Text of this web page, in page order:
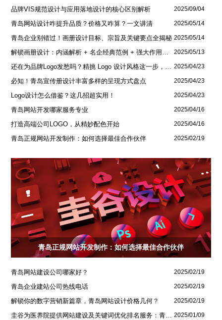
品牌VIS规范设计与应用落地设计的核心区别解析 2025/09/04
青岛网站设计咋提升品质？价格又咋算？一文讲清 2025/05/14
青岛企业别错过！画册设计目标、宗旨及关键要点全揭秘 2025/05/14
2025/05/13
2025/04/23
必知！青岛宣传册设计丰富多样的呈现方式盘点 2025/04/23
Logo设计怎么借鉴？这几招超实用！ 2025/04/23
青岛网站开发哪家服务专业 2025/04/16
打造高端公司LOGO，从精妙配色开始 2025/04/16
青岛正规网站开发制作：如何选择最佳合作伙伴 2025/02/19
青岛正规网站开发制作：如何选择最佳合作伙伴
青岛网站建设公司哪家好？ 2025/02/19
青岛企业建站公司热线电话 2025/02/19
解锁你的数字营销新篇章，青岛网站设计价格几何？ 2025/02/19
圭谷为医养院提供网站建设及关键词优化排名服务：青岛圣德嘉朗颐养中心案例 2025/01/09